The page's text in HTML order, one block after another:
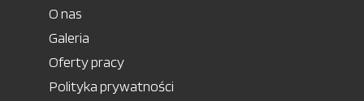
O nas
Galeria
Oferty pracy
Polityka prywatności